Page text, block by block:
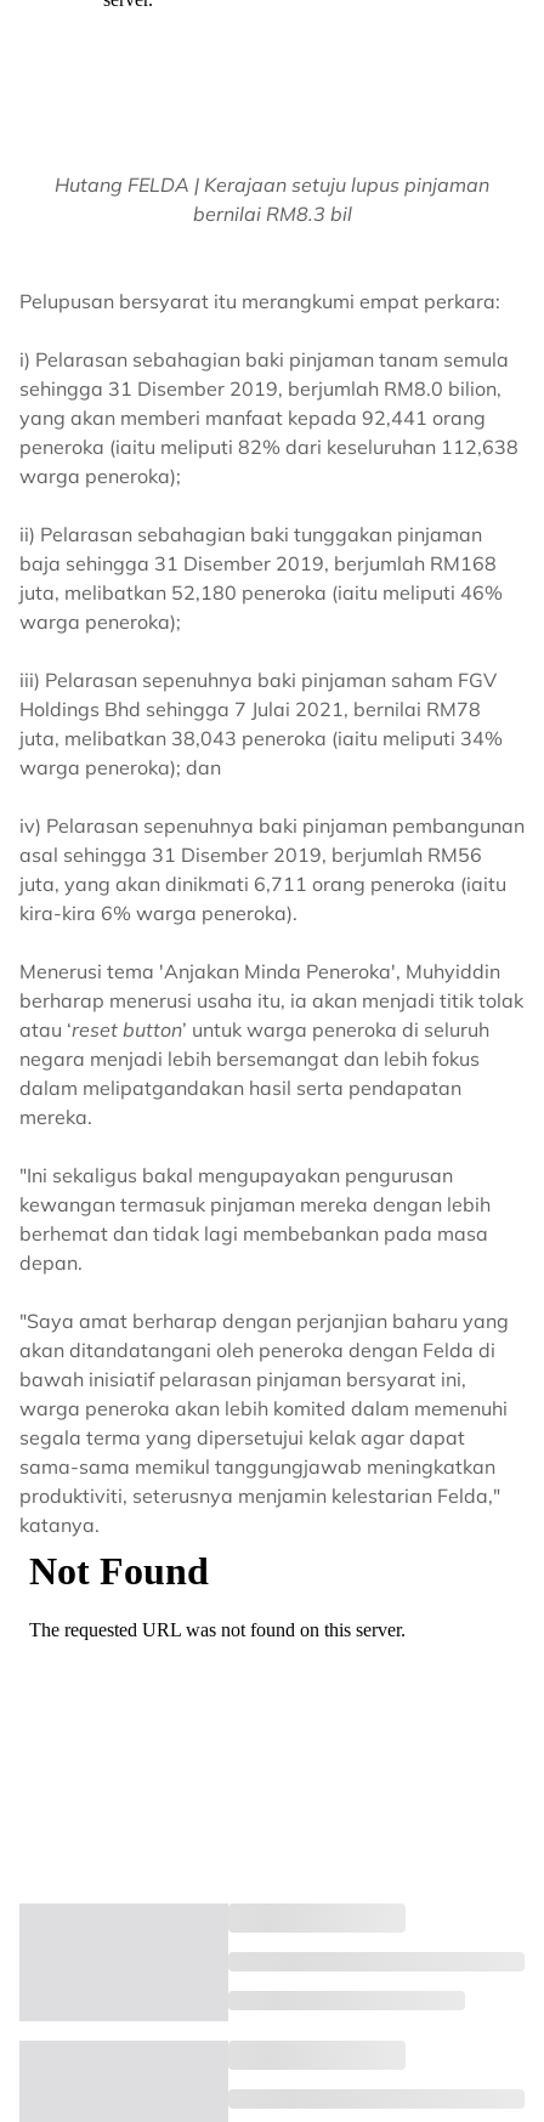
Hutang FELDA | Kerajaan setuju lupus pinjaman
bernilai RM8.3 bil
Pelupusan bersyarat itu merangkumi empat perkara:
i) Pelarasan sebahagian baki pinjaman tanam semula
sehingga 31 Disember 2019, berjumlah RM8.0 bilion,
yang akan memberi manfaat kepada 92,441 orang
peneroka (iaitu meliputi 82% dari keseluruhan 112,638
warga peneroka);
ii) Pelarasan sebahagian baki tunggakan pinjaman
baja sehingga 31 Disember 2019, berjumlah RM168
juta, melibatkan 52,180 peneroka (iaitu meliputi 46%
warga peneroka);
iii) Pelarasan sepenuhnya baki pinjaman saham FGV
Holdings Bhd sehingga 7 Julai 2021, bernilai RM78
juta, melibatkan 38,043 peneroka (iaitu meliputi 34%
warga peneroka); dan
iv) Pelarasan sepenuhnya baki pinjaman pembangunan
asal sehingga 31 Disember 2019, berjumlah RM56
juta, yang akan dinikmati 6,711 orang peneroka (iaitu
kira-kira 6% warga peneroka).
Menerusi tema 'Anjakan Minda Peneroka', Muhyiddin
berharap menerusi usaha itu, ia akan menjadi titik tolak
atau ‘reset button’ untuk warga peneroka di seluruh
negara menjadi lebih bersemangat dan lebih fokus
dalam melipatgandakan hasil serta pendapatan
mereka.
"Ini sekaligus bakal mengupayakan pengurusan
kewangan termasuk pinjaman mereka dengan lebih
berhemat dan tidak lagi membebankan pada masa
depan.
"Saya amat berharap dengan perjanjian baharu yang
akan ditandatangani oleh peneroka dengan Felda di
bawah inisiatif pelarasan pinjaman bersyarat ini,
warga peneroka akan lebih komited dalam memenuhi
segala terma yang dipersetujui kelak agar dapat
sama-sama memikul tanggungjawab meningkatkan
produktiviti, seterusnya menjamin kelestarian Felda,"
katanya.